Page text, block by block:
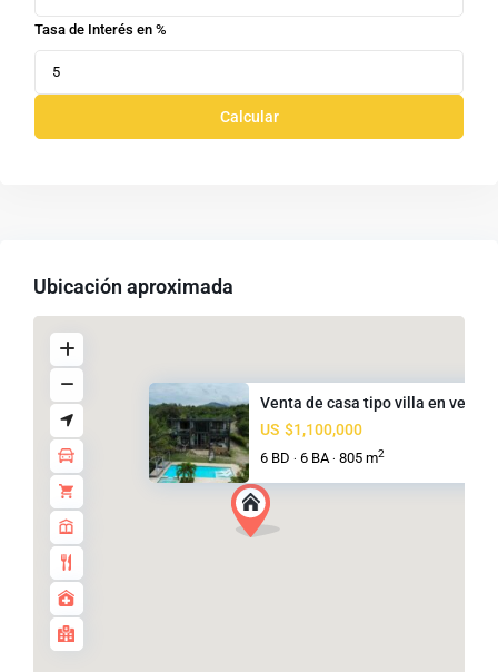
Tasa de Interés en %
Calcular
Ubicación aproximada
Venta de casa tipo villa en ve...
US $1,100,000
6 BD · 6 BA · 805 m2